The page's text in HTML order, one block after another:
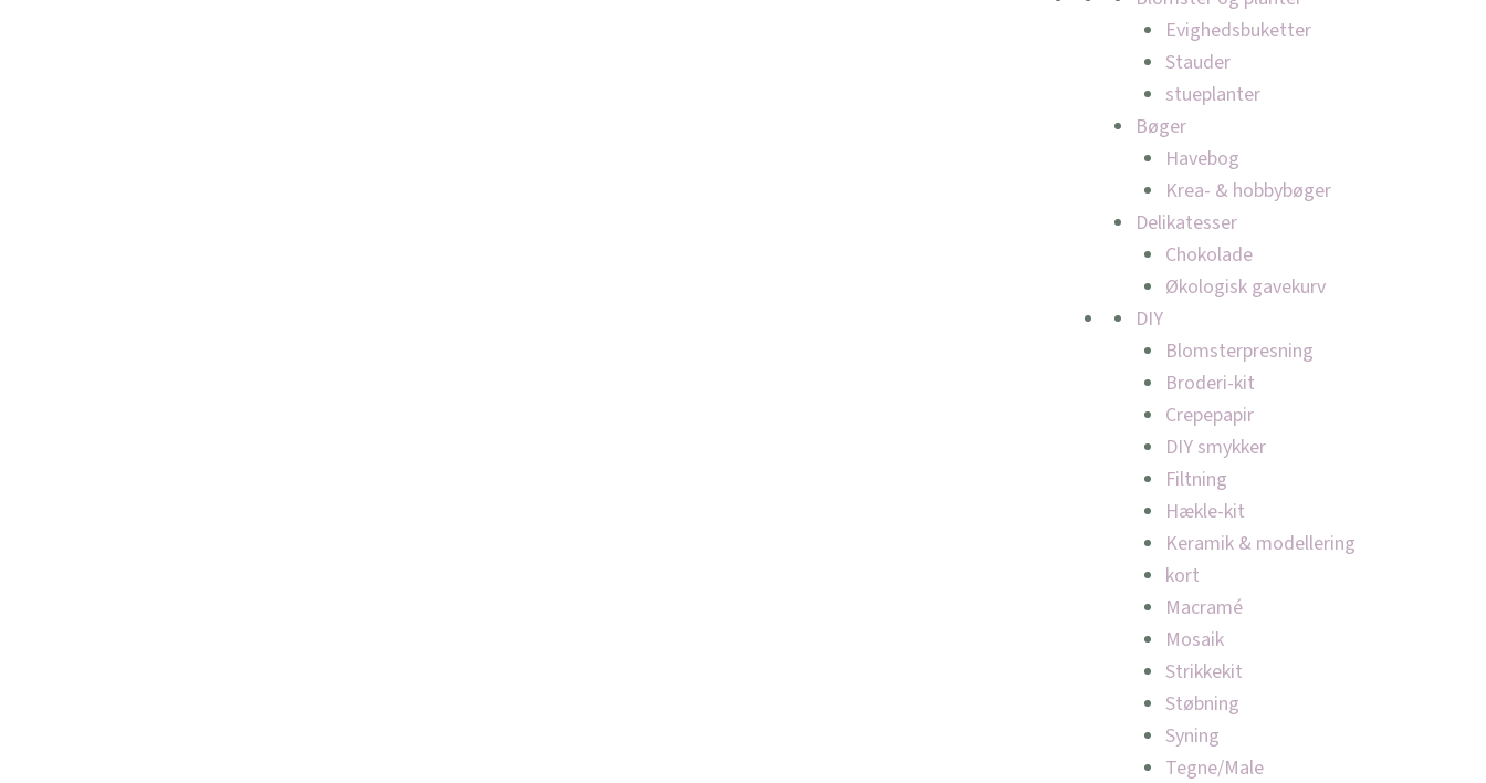
Evighedsbuketter
Stauder
stueplanter
Bøger
Havebog
Krea- & hobbybøger
Delikatesser
Chokolade
Økologisk gavekurv
DIY
Blomsterpresning
Broderi-kit
Crepepapir
DIY smykker
Filtning
Hækle-kit
Keramik & modellering
kort
Macramé
Mosaik
Strikkekit
Støbning
Syning
Tegne/Male